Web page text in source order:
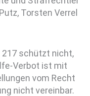
Torsten Verrel
217 schützt nicht,
Verbot ist mit
vom Recht
nicht vereinbar.